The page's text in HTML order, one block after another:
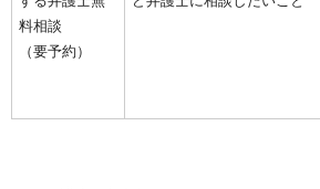
料相談
（要予約）